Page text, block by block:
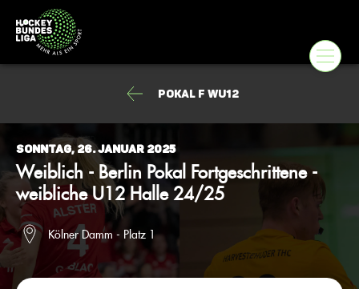
Pokal F wU12
Sonntag, 26. Januar 2025
Weiblich - Berlin Pokal Fortgeschrittene -
weibliche U12 Halle 24/25
Kölner Damm - Platz 1